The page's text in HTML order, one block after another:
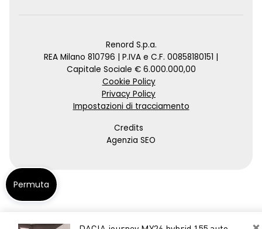
Renord S.p.a.
REA Milano 810796 | P.IVA e C.F. 00858180151 |
Capitale Sociale € 6.000.000,00
Cookie Policy
Privacy Policy
Impostazioni di tracciamento
Credits
Agenzia SEO
Permuta